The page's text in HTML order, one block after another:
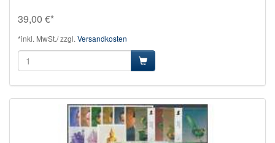
39,00 €*
*inkl. MwSt./ zzgl. Versandkosten